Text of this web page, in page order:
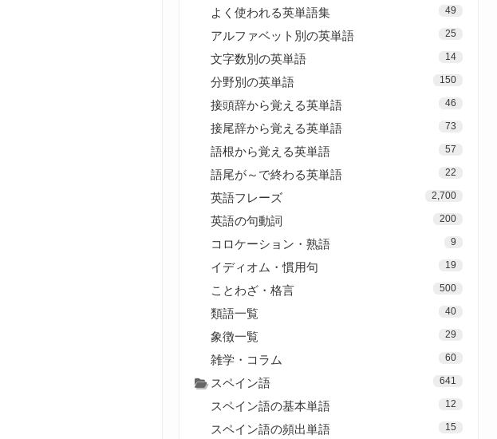
よく使われる英単語集 49
アルファベット別の英単語 25
文字数別の英単語 14
分野別の英単語 150
接頭辞から覚える英単語 46
接尾辞から覚える英単語 73
語根から覚える英単語 57
語尾が～で終わる英単語 22
英語フレーズ 2,700
英語の句動詞 200
コロケーション・熟語 9
イディオム・慣用句 19
ことわざ・格言 500
類語一覧 40
象徴一覧 29
雑学・コラム 60
スペイン語 641
スペイン語の基本単語 12
スペイン語の頻出単語 15